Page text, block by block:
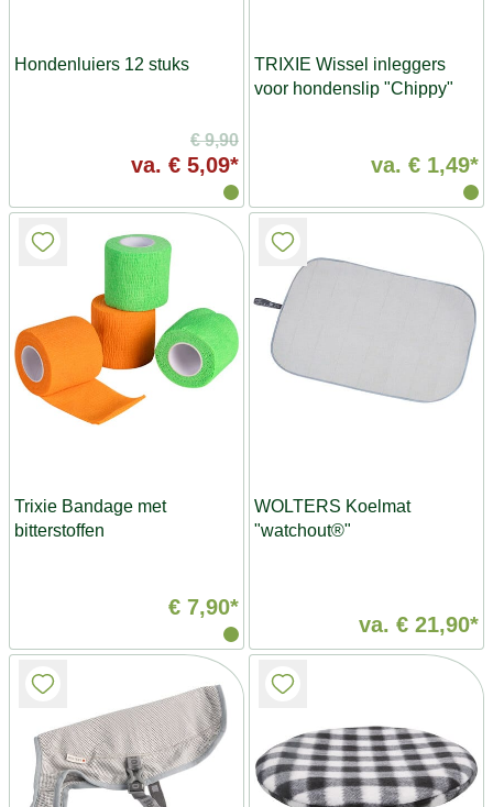
Hondenluiers 12 stuks
€ 9,90
va. € 5,09*
TRIXIE Wissel inleggers
voor hondenslip "Chippy"
va. € 1,49*
Trixie Bandage met
bitterstoffen
€ 7,90*
WOLTERS Koelmat
"watchout®"
va. € 21,90*